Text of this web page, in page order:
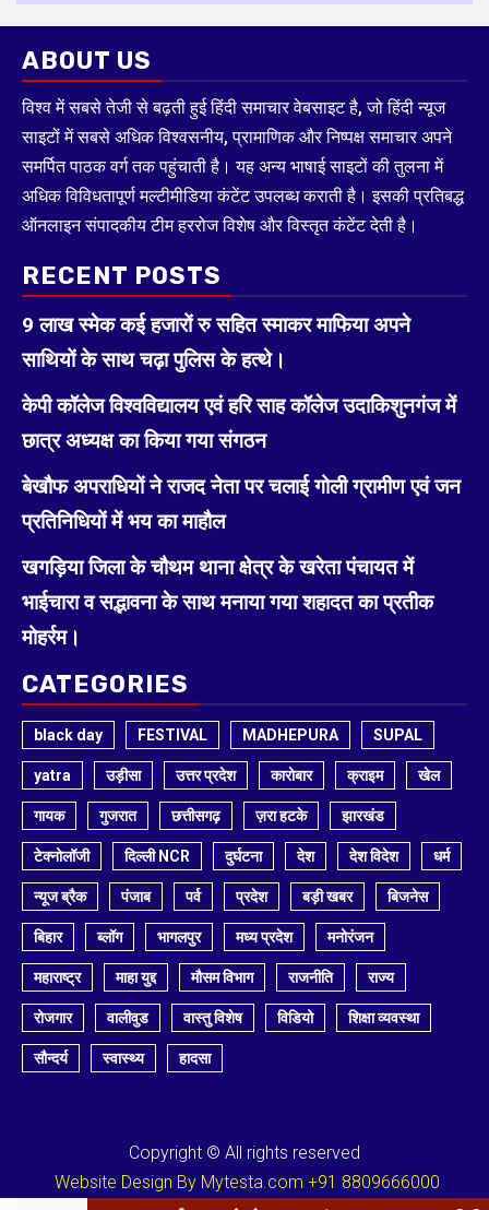
ABOUT US
विश्व में सबसे तेजी से बढ़ती हुई हिंदी समाचार वेबसाइट है, जो हिंदी न्यूज
साइटों में सबसे अधिक विश्वसनीय, प्रामाणिक और निष्पक्ष समाचार अपने
समर्पित पाठक वर्ग तक पहुंचाती है। यह अन्य भाषाई साइटों की तुलना में
अधिक विविधतापूर्ण मल्टीमीडिया कंटेंट उपलब्ध कराती है। इसकी प्रतिबद्ध
ऑनलाइन संपादकीय टीम हररोज विशेष और विस्तृत कंटेंट देती है।
RECENT POSTS
9 लाख स्मेक कई हजारों रु सहित स्माकर माफिया अपने
साथियों के साथ चढ़ा पुलिस के हत्थे।
केपी कॉलेज विश्वविद्यालय एवं हरि साह कॉलेज उदाकिशुनगंज में
छात्र अध्यक्ष का किया गया संगठन
बेखौफ अपराधियों ने राजद नेता पर चलाई गोली ग्रामीण एवं जन
प्रतिनिधियों में भय का माहौल
खगड़िया जिला के चौथम थाना क्षेत्र के खरेता पंचायत में
भाईचारा व सद्भावना के साथ मनाया गया शहादत का प्रतीक
मोहर्रम।
CATEGORIES
black day FESTIVAL MADHEPURA SUPAL
yatra उड़ीसा उत्तर प्रदेश कारोबार क्राइम खेल
गायक गुजरात छत्तीसगढ़ ज़रा हटके झारखंड
टेक्नोलॉजी दिल्ली NCR दुर्घटना देश देश विदेश धर्म
न्यूज ब्रैक पंजाब पर्व प्रदेश बड़ी खबर बिजनेस
बिहार ब्लॉग भागलपुर मध्य प्रदेश मनोरंजन
महाराष्ट्र माहा युद्द मौसम विभाग राजनीति राज्य
रोजगार वालीवुड वास्तु विशेष विडियो शिक्षा व्यवस्था
सौन्दर्य स्वास्थ्य हादसा
Copyright © All rights reserved
Website Design By Mytesta.com +91 8809666000